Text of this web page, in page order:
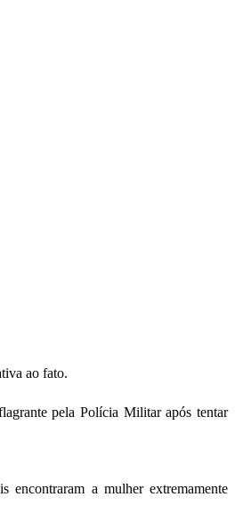
ao fato.
pela Polícia Militar após tentar
a mulher extremamente